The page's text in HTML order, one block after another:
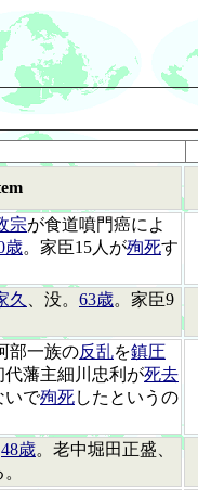
宗が食道噴門癌によ
歳。家臣15人が殉死す
久 、没。 63歳。家臣9
部一族の反乱を鎮圧
藩主細川忠利が死去
いで殉死したというの
48歳。老中堀田正盛、